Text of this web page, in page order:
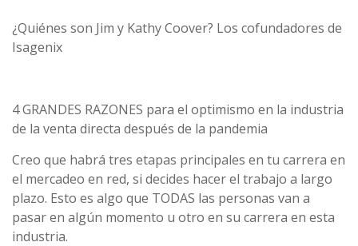
¿Quiénes son Jim y Kathy Coover? Los cofundadores de
Isagenix
4 GRANDES RAZONES para el optimismo en la industria
de la venta directa después de la pandemia
Creo que habrá tres etapas principales en tu carrera en
el mercadeo en red, si decides hacer el trabajo a largo
plazo. Esto es algo que TODAS las personas van a
pasar en algún momento u otro en su carrera en esta
industria.